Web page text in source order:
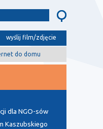
wyślij film/zdjęcie
do domu
dla NGO-sów
Kaszubskiego